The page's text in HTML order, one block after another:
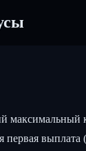
максимальный
первая выплата